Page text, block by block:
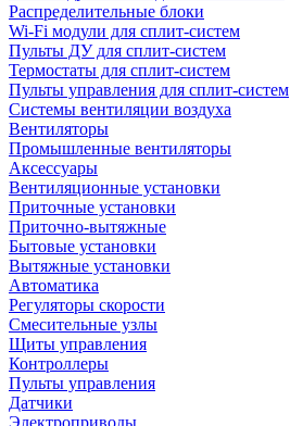
Распределительные блоки
Wi-Fi модули для сплит-систем
Пульты ДУ для сплит-систем
Термостаты для сплит-систем
Пульты управления для сплит-систем
Системы вентиляции воздуха
Вентиляторы
Промышленные вентиляторы
Аксессуары
Вентиляционные установки
Приточные установки
Приточно-вытяжные
Бытовые установки
Вытяжные установки
Автоматика
Регуляторы скорости
Смесительные узлы
Щиты управления
Контроллеры
Пульты управления
Датчики
Электроприводы